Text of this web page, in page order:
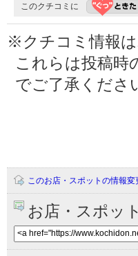
このクチコミに
※クチコミ情報
これらは投稿時
でご了承くださ
このお店・スポットの情報
お店・スポッ